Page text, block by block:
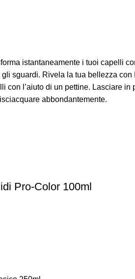
istantaneamente i tuoi capelli
sguardi. Rivela la tua bellezza
con l’aiuto di un pettine. Lasciare
abbondantemente.
Pro-Color 100ml